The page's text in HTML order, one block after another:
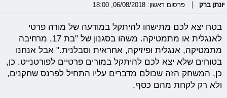
יונתן ברק פרסום ראשון: 06/08/2018, 18:00
בטח יצא לכם מתישהו להיתקל במודעה של מורה פרטי
לאנגלית או מתמטיקה. משהו בסגנון של "בת 17, מרחיבה
מתמטיקה, אנגלית ופיזיקה, אחראית וסבלנית." אבל אנחנו
בטוחים שלא יצא לכם להיתקל במורים פרטיים לפורטנייט. כן,
כן, המשחק הזה שכולם מדברים עליו התחיל לפרנס שחקנים,
ולא רק לקחת מהם כסף.